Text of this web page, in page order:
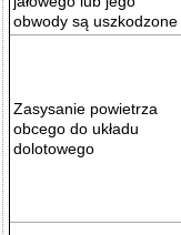
obwody są uszkodzone
Zasysanie powietrza
obcego do układu
dolotowego